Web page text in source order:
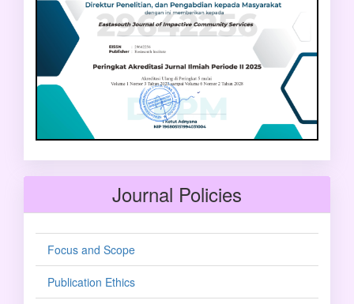
Journal Policies
Focus and Scope
Publication Ethics